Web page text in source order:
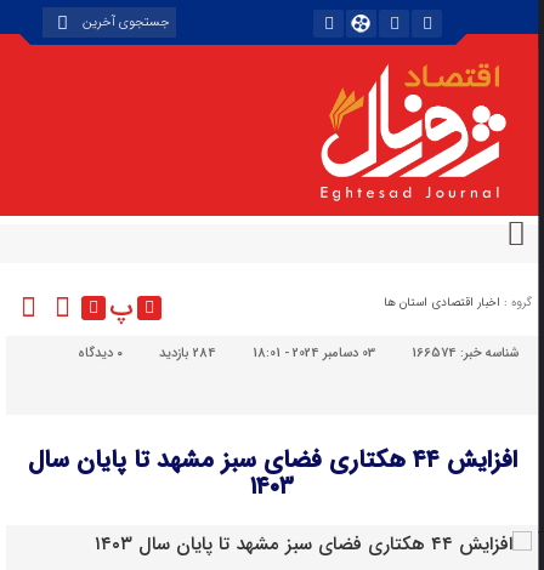
گروه : اخبار اقتصادی استان ها پ
شناسه خبر:166574 03 دسامبر 2024 - 18:01 284 بازدید دیدگاه
افزایش ۴۴ هکتاری فضای سبز مشهد تا پایان سال
۱۴۰۳